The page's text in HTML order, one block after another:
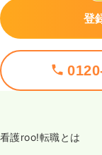
登
看護roo!転職とは